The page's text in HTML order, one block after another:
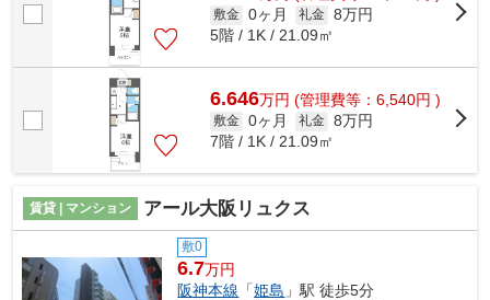
敷金 0ヶ月 礼金 8万円
5階 / 1K / 21.09㎡
6.646万円 (管理費等：6,540円 )
敷金 0ヶ月 礼金 8万円
7階 / 1K / 21.09㎡
賃貸 | マンション アール大阪リュクス
敷0
6.7万円
阪神本線 「姫島 」駅 徒歩5分